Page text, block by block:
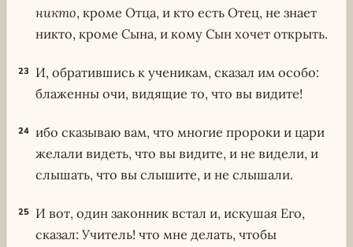
никто, кроме Отца, и кто есть Отец, не знает
никто, кроме Сына, и кому Сын хочет открыть.
23
И, обратившись к ученикам, сказал им особо:
блаженны очи, видящие то, что вы видите!
24 ибо сказываю вам, что многие пророки и цари
желали видеть, что вы видите, и не видели, и
слышать, что вы слышите, и не слышали.
25 И вот, один законник встал и, искушая Его,
сказал: Учитель! что мне делать, чтобы